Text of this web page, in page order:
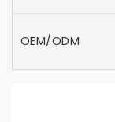
OEM/ODM